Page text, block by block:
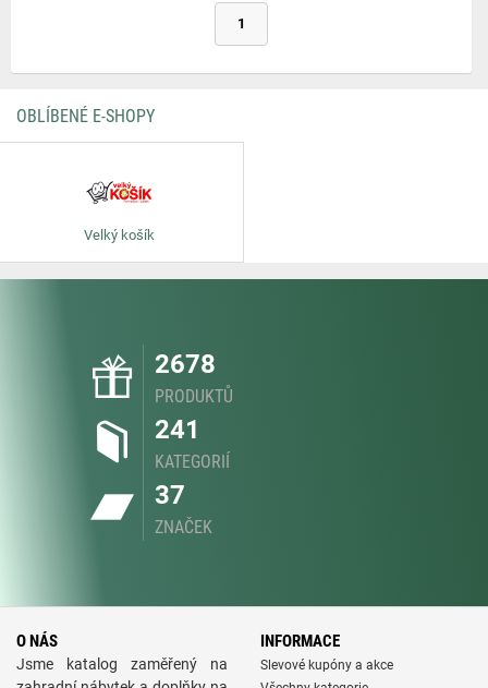
1
OBLÍBENÉ E-SHOPY
Velký košík
2678
PRODUKTŮ
241
KATEGORIÍ
37
ZNAČEK
O NÁS
Jsme katalog zaměřený na
INFORMACE
Slevové kupóny a akce